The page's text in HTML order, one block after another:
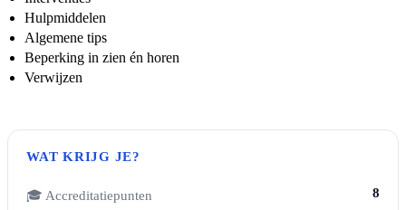
Hulpmiddelen
Algemene tips
Beperking in zien én horen
Verwijzen
WAT KRIJG JE?
🎓 Accreditatiepunten 8